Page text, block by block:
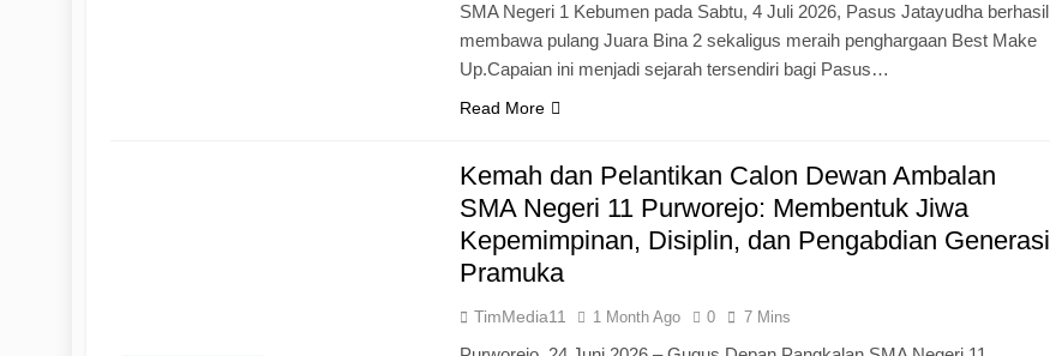
SMA Negeri 1 Kebumen pada Sabtu, 4 Juli 2026, Pasus Jatayudha berhasil
membawa pulang Juara Bina 2 sekaligus meraih penghargaan Best Make
Up.Capaian ini menjadi sejarah tersendiri bagi Pasus…
Read More
Kemah dan Pelantikan Calon Dewan Ambalan
SMA Negeri 11 Purworejo: Membentuk Jiwa
Kepemimpinan, Disiplin, dan Pengabdian Generasi
Pramuka
TimMedia11 1 Month Ago 0 7 Mins